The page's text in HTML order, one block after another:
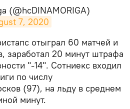
(@hcDINAMORIGA)
7, 2020
отыграл 60 матчей и
заработал 20 минут штрафа
"-14". Сотниекс входил
по числу
(97), на льду в среднем
минут.